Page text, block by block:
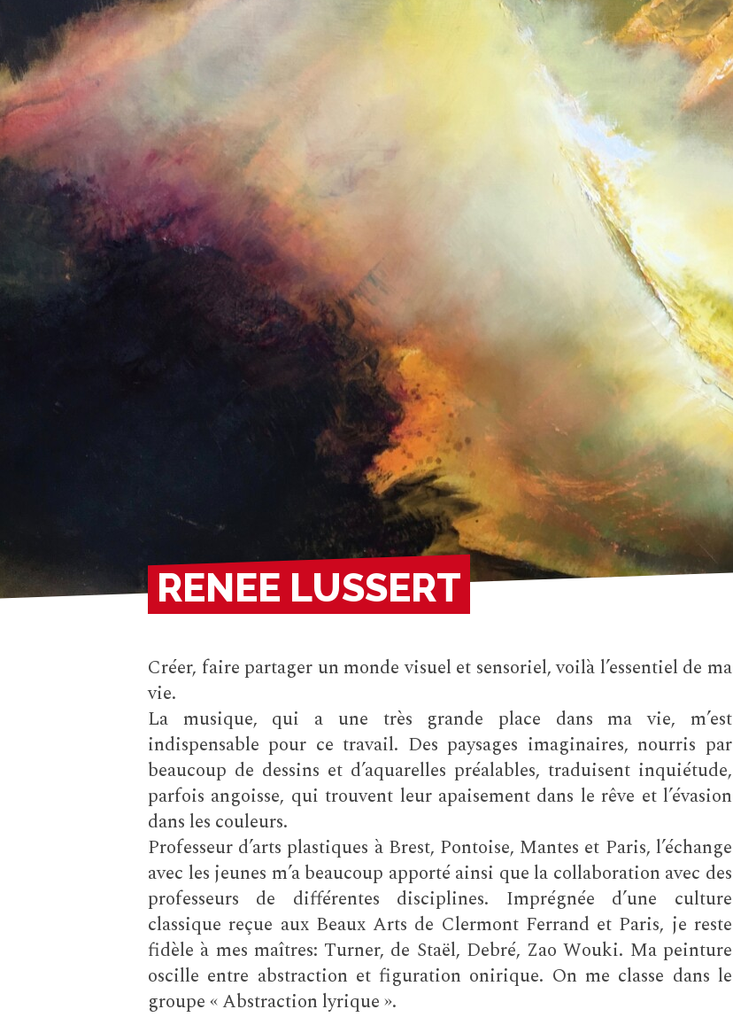
RENEE LUSSERT
Créer, faire partager un monde visuel et sensoriel, voilà l’essentiel de ma
vie.
La musique, qui a une très grande place dans ma vie, m’est
indispensable pour ce travail. Des paysages imaginaires, nourris par
beaucoup de dessins et d’aquarelles préalables, traduisent inquiétude,
parfois angoisse, qui trouvent leur apaisement dans le rêve et l’évasion
dans les couleurs.
Professeur d’arts plastiques à Brest, Pontoise, Mantes et Paris, l’échange
avec les jeunes m’a beaucoup apporté ainsi que la collaboration avec des
professeurs de différentes disciplines. Imprégnée d’une culture
classique reçue aux Beaux Arts de Clermont Ferrand et Paris, je reste
fidèle à mes maîtres: Turner, de Staël, Debré, Zao Wouki. Ma peinture
oscille entre abstraction et figuration onirique. On me classe dans le
groupe « Abstraction lyrique ».